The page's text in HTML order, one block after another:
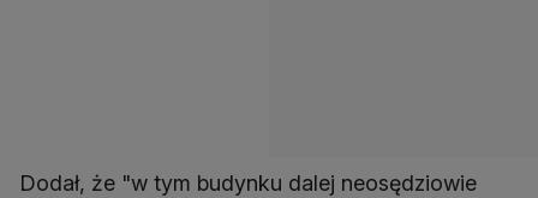
Dodał, że "w tym budynku dalej neosędziowie